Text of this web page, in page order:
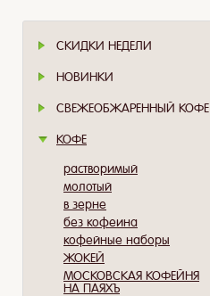
СКИДКИ НЕДЕЛИ
НОВИНКИ
СВЕЖЕОБЖАРЕННЫЙ КОФЕ
КОФЕ
растворимый
молотый
в зерне
без кофеина
кофейные наборы
ЖОКЕЙ
МОСКОВСКАЯ КОФЕЙНЯ
НА ПАЯХЪ